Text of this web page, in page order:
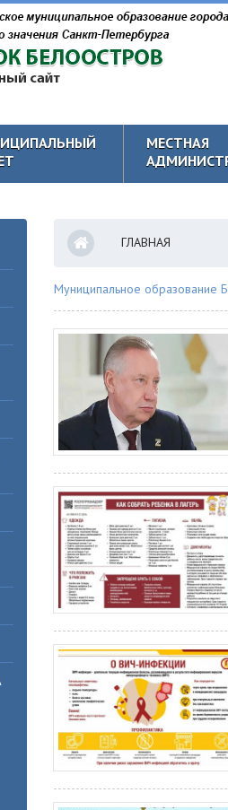
МЕСТНАЯ
ГЛАВНАЯ
Муниципальное образование